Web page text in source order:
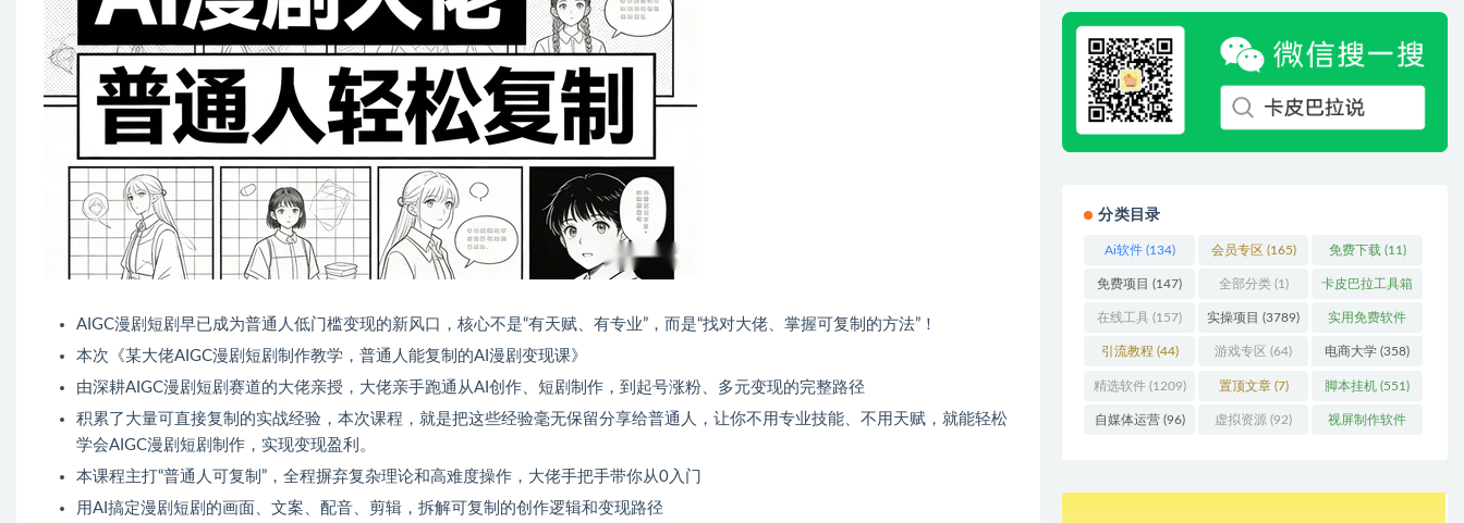
AIGC漫剧短剧早已成为普通人低门槛变现的新风口，核心不是“有天赋、有专业”，而是“找对大佬、掌握可复制的方法”！
本次《某大佬AIGC漫剧短剧制作教学，普通人能复制的AI漫剧变现课》
由深耕AIGC漫剧短剧赛道的大佬亲授，大佬亲手跑通从AI创作、短剧制作，到起号涨粉、多元变现的完整路径
积累了大量可直接复制的实战经验，本次课程，就是把这些经验毫无保留分享给普通人，让你不用专业技能、不用天赋，就能轻松
学会AIGC漫剧短剧制作，实现变现盈利。
本课程主打“普通人可复制”，全程摒弃复杂理论和高难度操作，大佬手把手带你从0入门
用AI搞定漫剧短剧的画面、文案、配音、剪辑，拆解可复制的创作逻辑和变现路径
分类目录
Ai软件(134) 会员专区 (165) 免费下载 (11)
免费项目 (147) 全部分类(1) 卡皮巴拉工具箱
(3)
在线工具 (157) 实操项目 (3789) 实用免费软件
(415)
引流教程 (44) 游戏专区 (64) 电商大学 (358)
精选软件(1209) 置顶文章(7) 脚本挂机 (551)
自媒体运营(96) 虚拟资源 (92) 视屏制作软件